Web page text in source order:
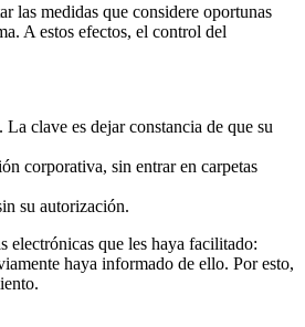
las medidas que considere oportunas
A estos efectos, el control del
clave es dejar constancia de que su
corporativa, sin entrar en carpetas
su autorización.
electrónicas que les haya facilitado:
haya informado de ello. Por esto,